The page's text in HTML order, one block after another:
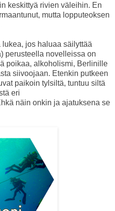
keskittyä rivien väleihin. En
mutta lopputeoksen
jos haluaa säilyttää
perusteella novelleissa on
poikaa, alkoholismi, Berlinille
siivoojaan. Etenkin putkeen
paikoin tylsiltä, tuntuu siltä
eri
näin onkin ja ajatuksena se